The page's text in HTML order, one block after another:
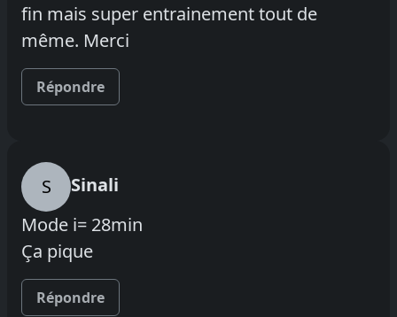
fin mais super entrainement tout de
même. Merci
Répondre
S
Sinali
Mode i= 28min
Ça pique
Répondre